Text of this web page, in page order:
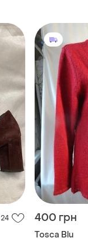
24 400 грн
Tosca Blu